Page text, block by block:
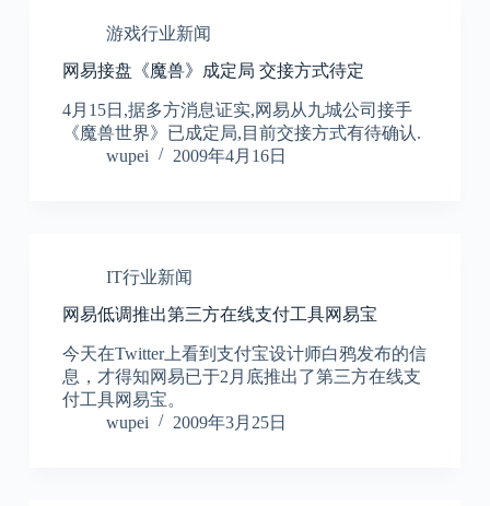
游戏行业新闻
网易接盘《魔兽》成定局 交接方式待定
4月15日,据多方消息证实,网易从九城公司接手
《魔兽世界》已成定局,目前交接方式有待确认.
wupei
2009年4月16日
IT行业新闻
网易低调推出第三方在线支付工具网易宝
今天在Twitter上看到支付宝设计师白鸦发布的信
息，才得知网易已于2月底推出了第三方在线支
付工具网易宝。
wupei
2009年3月25日